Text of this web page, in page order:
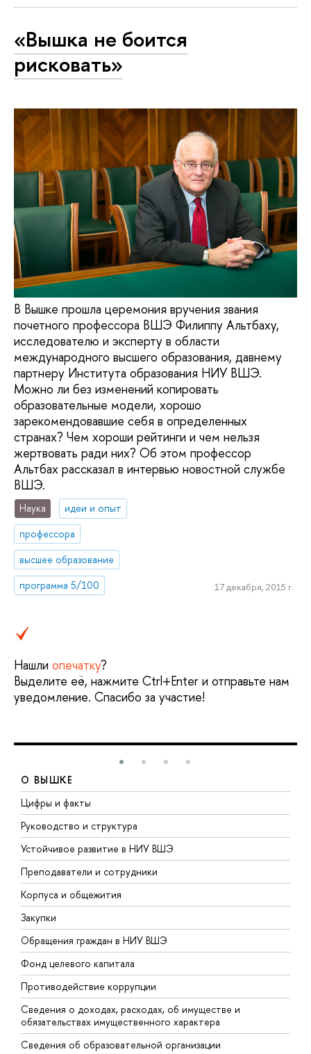
«Вышка не боится
рисковать»
В Вышке прошла церемония вручения звания
почетного профессора ВШЭ Филиппу Альтбаху,
исследователю и эксперту в области
международного высшего образования, давнему
партнеру Института образования НИУ ВШЭ.
Можно ли без изменений копировать
образовательные модели, хорошо
зарекомендовавшие себя в определенных
странах? Чем хороши рейтинги и чем нельзя
жертвовать ради них? Об этом профессор
Альтбах рассказал в интервью новостной службе
ВШЭ.
Наука
идеи и опыт
профессора
высшее образование
программа 5/100
17 декабря, 2015 г.
Нашли опечатку?
Выделите её, нажмите Ctrl+Enter и отправьте нам
уведомление. Спасибо за участие!
О ВЫШКЕ
Цифры и факты
Руководство и структура
Устойчивое развитие в НИУ ВШЭ
Преподаватели и сотрудники
Корпуса и общежития
Закупки
Обращения граждан в НИУ ВШЭ
Фонд целевого капитала
Противодействие коррупции
Сведения о доходах, расходах, об имуществе и
обязательствах имущественного характера
Сведения об образовательной организации